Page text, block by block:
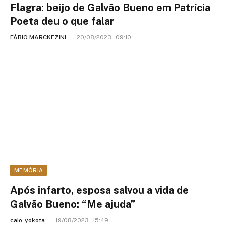
Flagra: beijo de Galvão Bueno em Patrícia
Poeta deu o que falar
FÁBIO MARCKEZINI 20/08/2023 - 09:10
MEMÓRIA
Após infarto, esposa salvou a vida de
Galvão Bueno: “Me ajuda”
caio-yokota 19/08/2023 - 15:49